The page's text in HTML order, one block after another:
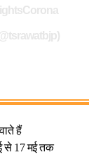
हैं
से 17 मई तक